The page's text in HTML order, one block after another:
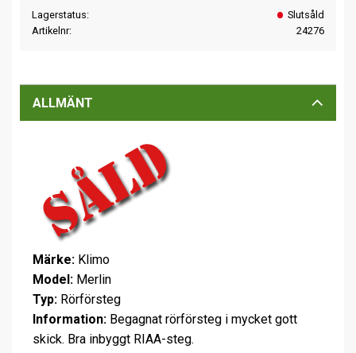
Lagerstatus
Slutsåld
Artikelnr
24276
ALLMÄNT
Märke: Klimo
Model: Merlin
Typ: Rörförsteg
Information: Begagnat rörförsteg i mycket gott
skick. Bra inbyggt RIAA-steg.